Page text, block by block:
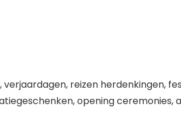
reizen herdenkingen,
opening ceremonies,